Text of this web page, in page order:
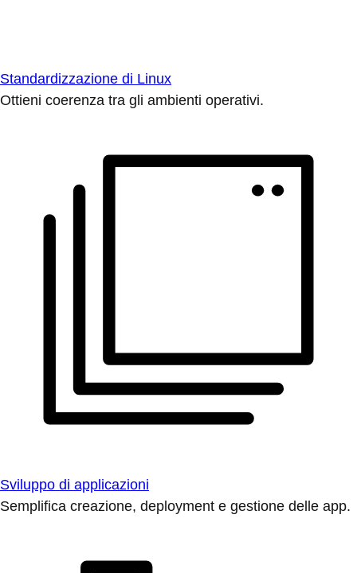
Standardizzazione di Linux
Ottieni coerenza tra gli ambienti operativi.
Sviluppo di applicazioni
Semplifica creazione, deployment e gestione delle app.